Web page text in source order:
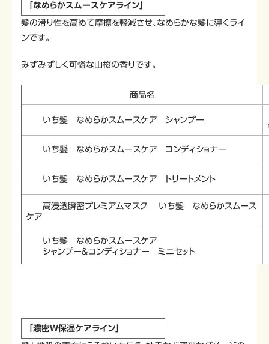
「なめらかスムースケアライン」
髪の滑り性を高めて摩擦を軽減させ、なめらかな髪に導くライ
ンです。
みずみずしく可憐な山桜の香りです。
商品名
いち髪 なめらかスムースケア シャンプー
いち髪 なめらかスムースケア コンディショナー
いち髪 なめらかスムースケア トリートメント
高浸透瞬密プレミアムマスク いち髪 なめらかスムース
ケア
いち髪 なめらかスムースケア
シャンプー＆コンディショナー ミニセット
「濃密Ｗ保湿ケアライン」